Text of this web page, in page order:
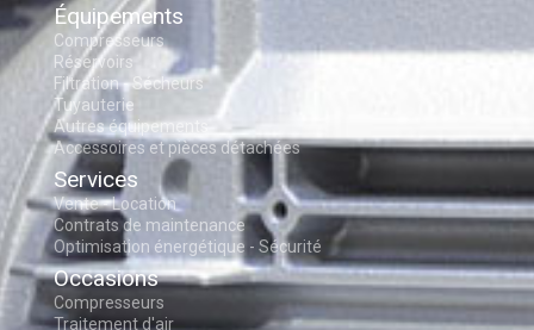
Équipements
Compresseurs
Réservoirs
Filtration - Sécheurs
Tuyauterie
Autres équipements
Accessoires et pièces détachées
Services
Vente - Location
Contrats de maintenance
Optimisation énergétique - Sécurité
Occasions
Compresseurs
Traitement d'air